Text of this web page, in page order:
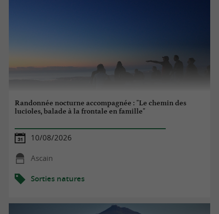
Randonnée nocturne accompagnée : "Le chemin des
lucioles, balade à la frontale en famille"
10/08/2026
Ascain
Sorties natures